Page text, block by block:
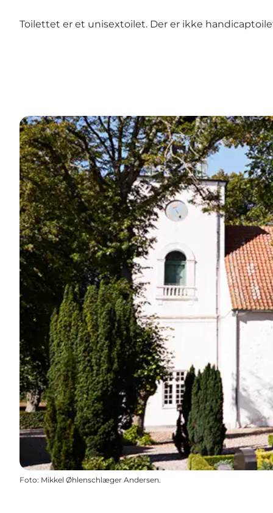
Toilettet er et unisextoilet. Der er ikke
Foto: Mikkel Øhlenschlæger Andersen.